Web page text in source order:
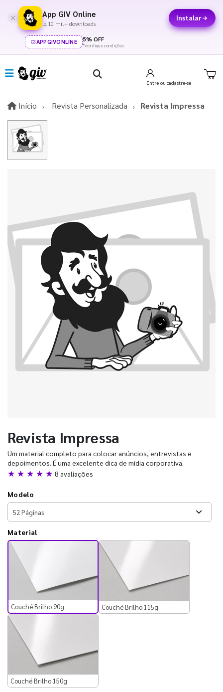
App GIV Online
10 mil+ downloads
Instalar
APPGIVONLINE 5% OFF
*verifique condições
Entre ou cadastre-se
Início InícioRevista Personalizada Revista Impressa
Revista Impressa
Um material completo para colocar anúncios, entrevistas e
depoimentos. É uma excelente dica de mídia corporativa.
★ ★ ★ ★ ★ 8 avaliações
Modelo
Material
Couché Brilho 90g Couché Brilho 115g
Couché Brilho 150g